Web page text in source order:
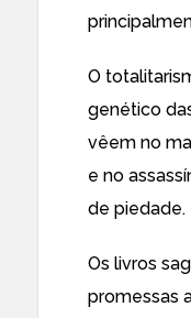
O
genético
vêem no
e no
de piedade.
Os livros
promessas